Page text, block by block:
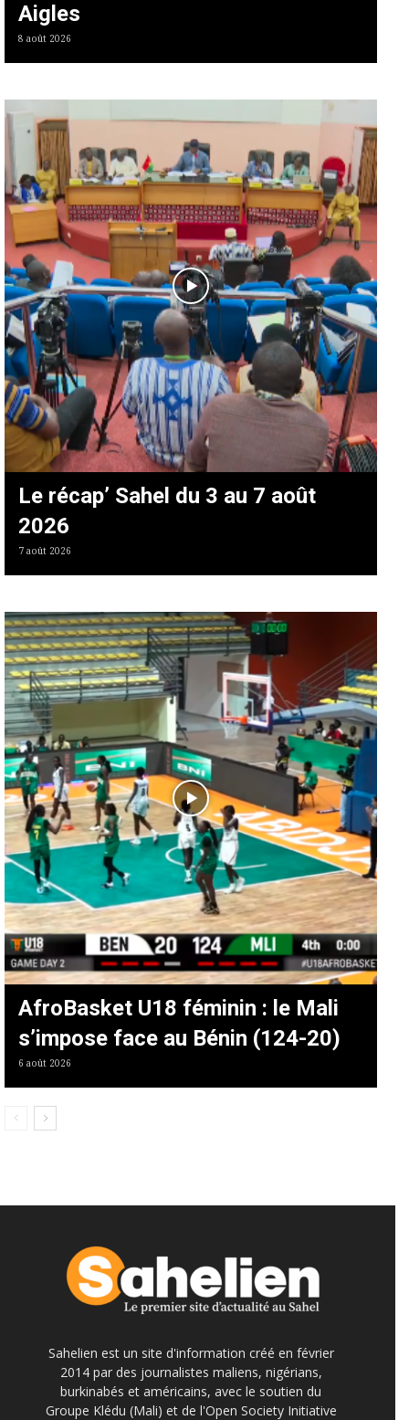
Aigles
8 août 2026
Le récap’ Sahel du 3 au 7 août
2026
7 août 2026
AfroBasket U18 féminin : le Mali
s’impose face au Bénin (124-20)
6 août 2026
Sahelien est un site d'information créé en février
2014 par des journalistes maliens, nigérians,
burkinabés et américains, avec le soutien du
Groupe Klédu (Mali) et de l'Open Society Initiative